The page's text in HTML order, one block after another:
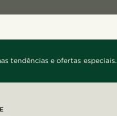
tendências e ofertas especiais.